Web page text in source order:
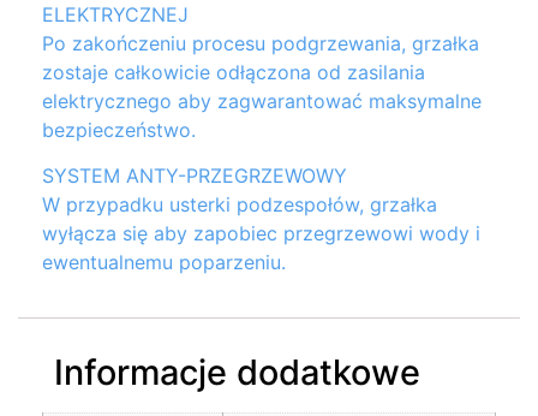
ELEKTRYCZNEJ
Po zakończeniu procesu podgrzewania, grzałka
zostaje całkowicie odłączona od zasilania
elektrycznego aby zagwarantować maksymalne
bezpieczeństwo.
SYSTEM ANTY-PRZEGRZEWOWY
W przypadku usterki podzespołów, grzałka
wyłącza się aby zapobiec przegrzewowi wody i
ewentualnemu poparzeniu.
Informacje dodatkowe